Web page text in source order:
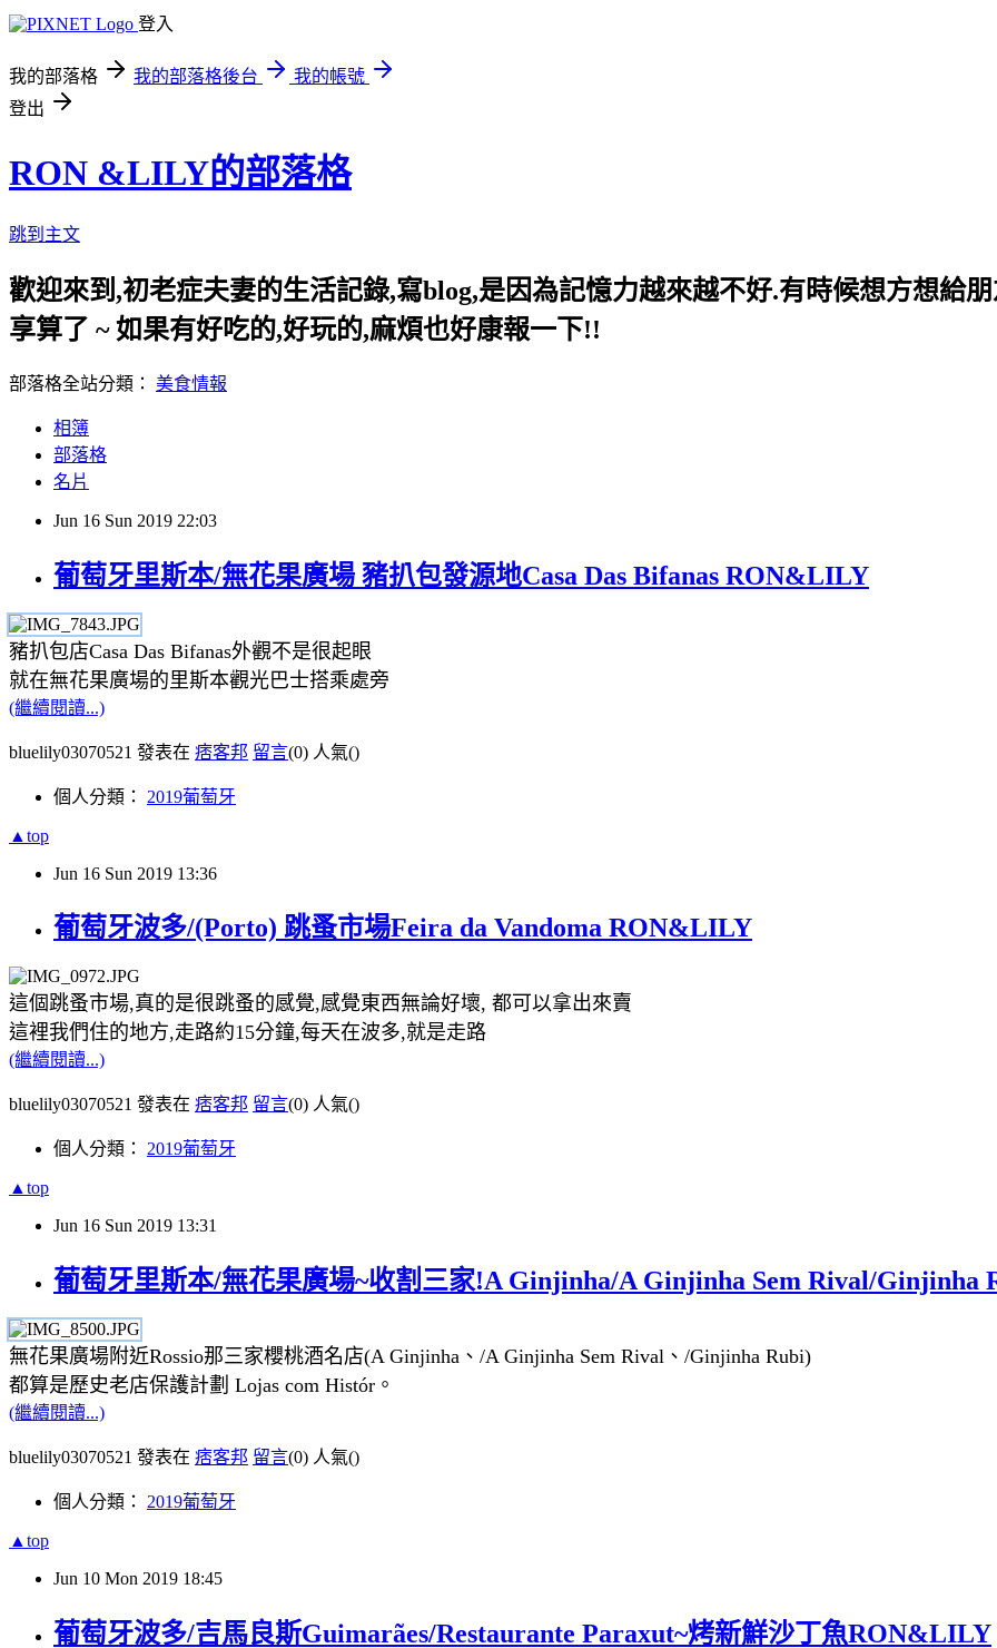
登入
我的部落格 我的部落格後台
我的帳號
登出
RON &LILY的部落格
跳到主文
歡迎來到,初老症夫妻的生活記錄,寫blog,是因為記憶力越來越不好.有時候想方想給
享算了 ~ 如果有好吃的,好玩的,麻煩也好康報一下!!
部落格全站分類： 美食情報
相簿
部落格
名片
Jun 16 Sun 2019 22:03
葡萄牙里斯本/無花果廣場 豬扒包發源地Casa Das Bifanas RON&LILY
豬扒包店Casa Das Bifanas外觀不是很起眼
就在無花果廣場的里斯本觀光巴士搭乘處旁
(繼續閱讀...)
bluelily03070521 發表在 痞客邦 留言(0) 人氣()
個人分類： 2019葡萄牙
▲top
Jun 16 Sun 2019 13:36
葡萄牙波多/(Porto) 跳蚤市場Feira da Vandoma RON&LILY
這個跳蚤市場,真的是很跳蚤的感覺,感覺東西無論好壞, 都可以拿出來賣
這裡我們住的地方,走路約15分鐘,每天在波多,就是走路
(繼續閱讀...)
bluelily03070521 發表在 痞客邦 留言(0) 人氣()
個人分類： 2019葡萄牙
▲top
Jun 16 Sun 2019 13:31
葡萄牙里斯本/無花果廣場~收割三家!A Ginjinha/A Ginjinha Sem Rival/
無花果廣場附近Rossio那三家櫻桃酒名店(A Ginjinha、/A Ginjinha Sem Rival、/Ginjinha Rubi)
都算是歷史老店保護計劃 Lojas com Histór 。
(繼續閱讀...)
bluelily03070521 發表在 痞客邦 留言(0) 人氣()
個人分類： 2019葡萄牙
▲top
Jun 10 Mon 2019 18:45
葡萄牙波多/吉馬良斯Guimarães/Restaurante Paraxut~烤新鮮沙丁魚RON&LILY